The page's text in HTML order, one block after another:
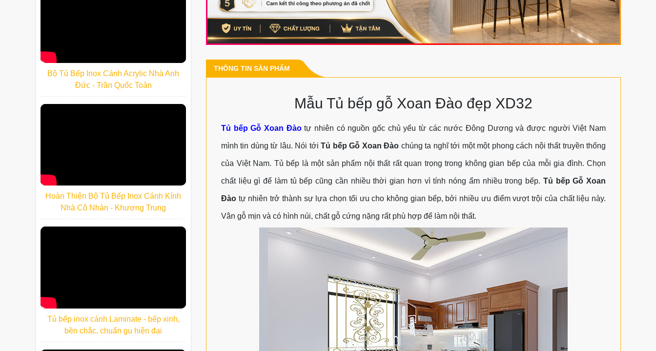
THÔNG TIN SẢN PHẨM
Mẫu Tủ bếp gỗ Xoan Đào đẹp XD32
Tủ bếp Gỗ Xoan Đàotự nhiên có nguồn gốc chủ yếu từ các nước Đông Dương và được người Việt Nam
mình tin dùng từ lâu. Nói tớiTủ bếp Gỗ Xoan Đào chúng ta nghĩ tới một một phong cách nội thất truyền thống
của Việt Nam. Tủ bếp là một sản phẩm nội thất rất quan trọng trong không gian bếp của mỗi gia đình. Chọn
chất liệu gì để làm tủ bếp cũng cần nhiều thời gian hơn vì tính nóng ẩm nhiều trong bếp. Tủ bếp Gỗ Xoan
Đào tự nhiên trở thành sự lựa chọn tối ưu cho không gian bếp, bởi nhiều ưu điểm vượt trội của chất liệu này.
Vân gỗ mịn và có hình núi, chất gỗ cứng nặng rất phù hợp để làm nội thất.
Bộ Tủ Bếp Inox Cánh Acrylic Nhà Anh
Đức - Trần Quốc Toản
Hoàn Thiện Bộ Tủ Bếp Inox Cánh Kính
Nhà Cô Nhàn - Khương Trung
Tủ bếp inox cánh Laminate - bếp xinh,
bền chắc, chuẩn gu hiện đại